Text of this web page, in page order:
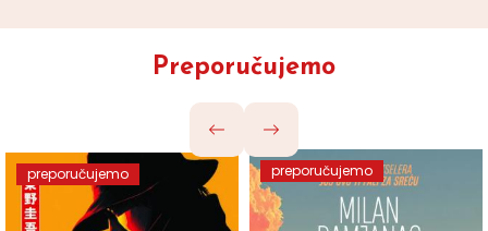
Preporučujemo
preporučujemo preporučujemo